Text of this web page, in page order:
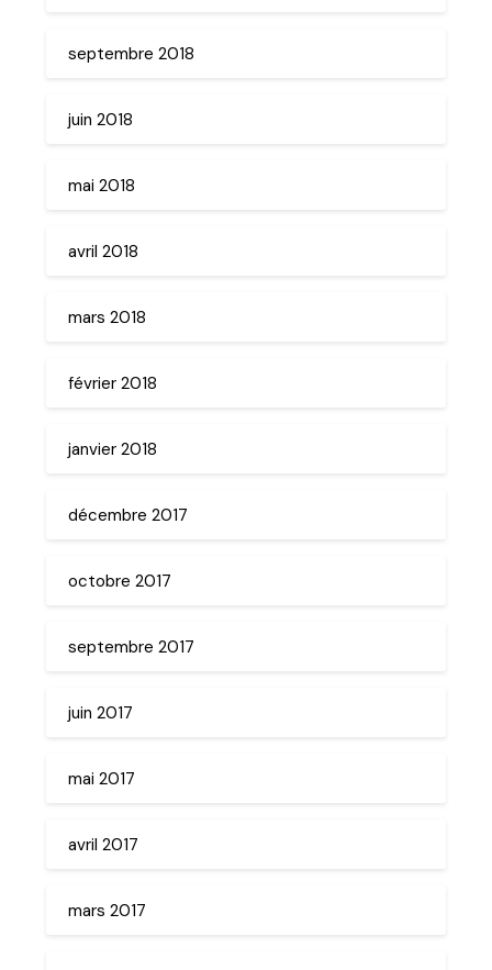
septembre 2018
juin 2018
mai 2018
avril 2018
mars 2018
février 2018
janvier 2018
décembre 2017
octobre 2017
septembre 2017
juin 2017
mai 2017
avril 2017
mars 2017